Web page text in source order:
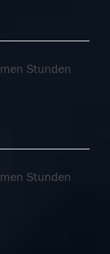
Stunden
Stunden